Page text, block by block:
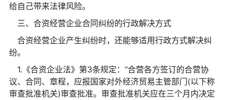
给自己带来法律风险。
三、合资经营企业合同纠纷的行政解决方式
合资经营企业产生纠纷时，还能够适用行政方式解决纠
纷。
1.《合资企业法》第3条规定：“合营各方签订的合营协
议、合同、章程，应报国家对外经济贸易主管部门(以下称
审查批准机关)审查批准。审查批准机关应在三个月内决定